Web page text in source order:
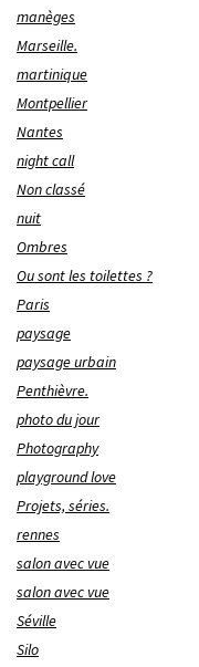
manèges
Marseille.
martinique
Montpellier
Nantes
night call
Non classé
nuit
Ombres
Ou sont les toilettes ?
Paris
paysage
paysage urbain
Penthièvre.
photo du jour
Photography
playground love
Projets, séries.
rennes
salon avec vue
salon avec vue
Séville
Silo